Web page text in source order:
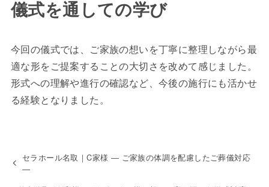
儀式を通しての学び
今回の儀式では、ご家族の想いを丁寧に整理しながら最
適な形をご提案することの大切さを改めて感じました。
形式への理解や進行の確認など、今後の施行にも活かせ
る経験となりました。
セラホール名取｜C家様 ― ご家族の体調を配慮したご葬儀対応
―